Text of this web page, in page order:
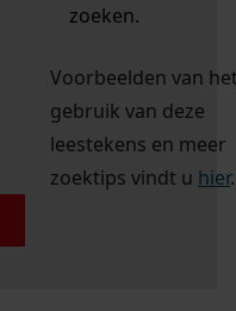
zoeken.
Voorbeelden van
gebruik van deze
leestekens en meer
zoektips vindt u hier.